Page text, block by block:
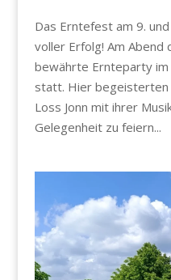
Das Erntefest am 9.
voller Erfolg! Am Abend
bewährte Ernteparty
statt. Hier begeisterten
Loss Jonn mit ihrer
Gelegenheit zu feiern...